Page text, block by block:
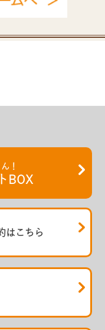
！
BOX
はこちら